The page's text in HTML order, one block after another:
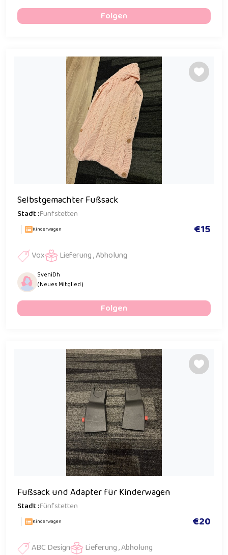
Folgen
Selbstgemachter Fußsack
Stadt :Fünfstetten
Kinderwagen €15
Vox Lieferung , Abholung
SveniDh
( Neues Mitglied )
Folgen
Fußsack und Adapter für Kinderwagen
Stadt :Fünfstetten
Kinderwagen €20
ABC Design Lieferung , Abholung